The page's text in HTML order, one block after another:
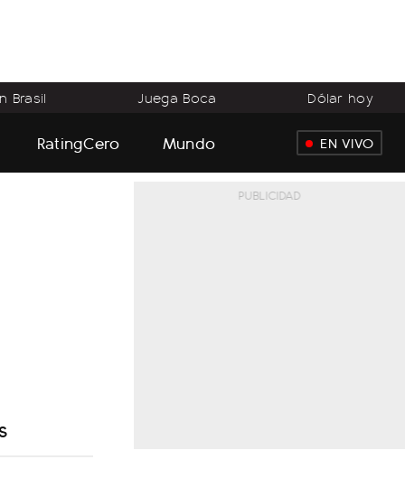
Brasil Juega Boca Dólar hoy
RatingCero Mundo EN VIVO